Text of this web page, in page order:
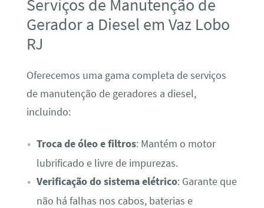
Serviços de Manutenção de
Gerador a Diesel em Vaz Lobo
RJ
Oferecemos uma gama completa de serviços
de manutenção de geradores a diesel,
incluindo:
Troca de óleo e filtros: Mantém o motor
lubrificado e livre de impurezas.
Verificação do sistema elétrico: Garante que
não há falhas nos cabos, baterias e